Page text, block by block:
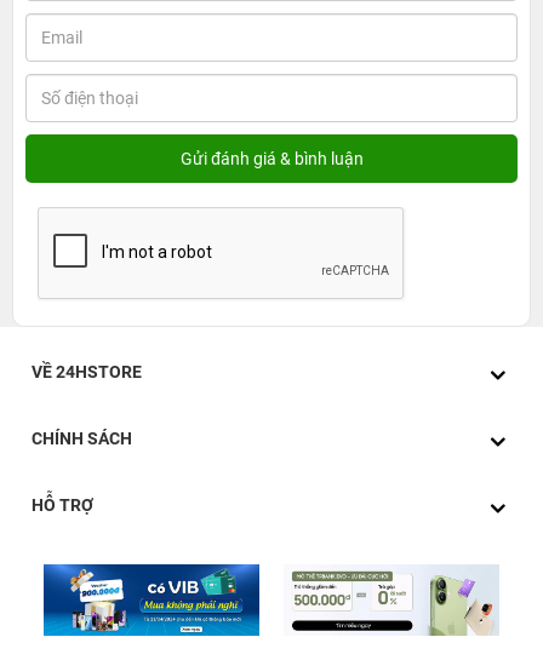
VỀ 24HSTORE
CHÍNH SÁCH
HỖ TRỢ